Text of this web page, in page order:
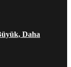
Daha